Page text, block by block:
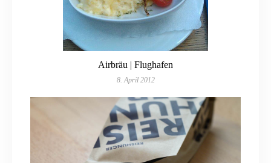
Airbräu | Flughafen
8. April 2012